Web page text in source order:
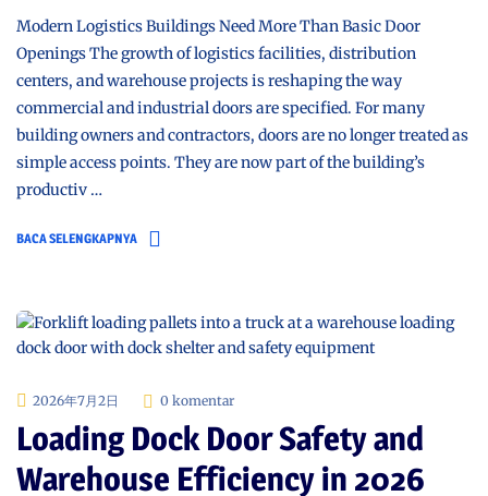
Modern Logistics Buildings Need More Than Basic Door
Openings The growth of logistics facilities, distribution
centers, and warehouse projects is reshaping the way
commercial and industrial doors are specified. For many
building owners and contractors, doors are no longer treated as
simple access points. They are now part of the building’s
productiv …
BACA SELENGKAPNYA
2026年7月2日 0 komentar
Loading Dock Door Safety and
Warehouse Efficiency in 2026